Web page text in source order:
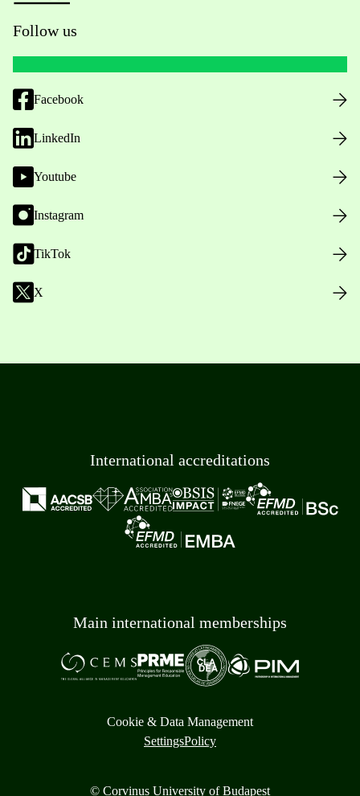
Follow us
Facebook
LinkedIn
Youtube
Instagram
TikTok
X
International accreditations
Main international memberships
Cookie & Data Management
SettingsPolicy
© Corvinus University of Budapest